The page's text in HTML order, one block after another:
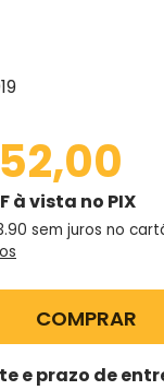
à vista no PIX
sem juros no
COMPRAR
e prazo de